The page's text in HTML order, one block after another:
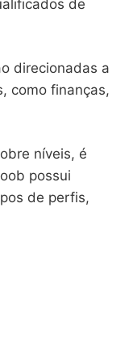
de
direcionadas a
como finanças,
níveis, é
possui
de perfis,